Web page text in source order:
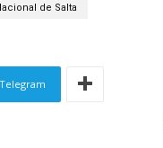
de Salta
Telegram